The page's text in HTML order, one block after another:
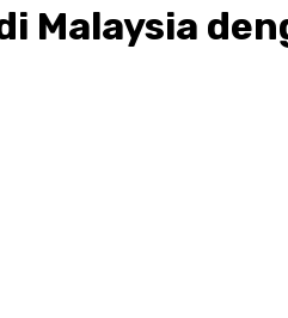
Malaysia